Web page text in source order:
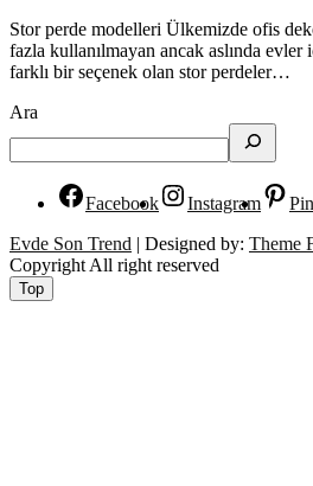
Stor perde modelleri Ülkemizde ofis
fazla kullanılmayan ancak aslında evler
farklı bir seçenek olan stor perdeler…
Ara
Facebook Instagram
Evde Son Trend | Designed by: Theme
Copyright All right reserved
Top